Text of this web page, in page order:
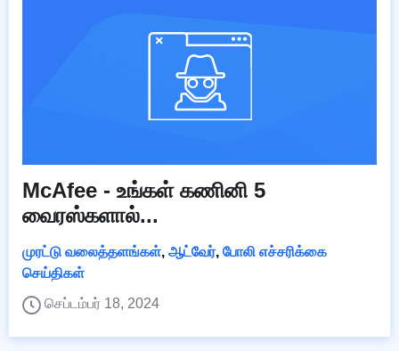
McAfee - உங்கள் கணினி 5
வைரஸ்களால்...
முரட்டு வலைத்தளங்கள், ஆட்வேர், போலி எச்சரிக்கை
செய்திகள்
செப்டம்பர் 18, 2024